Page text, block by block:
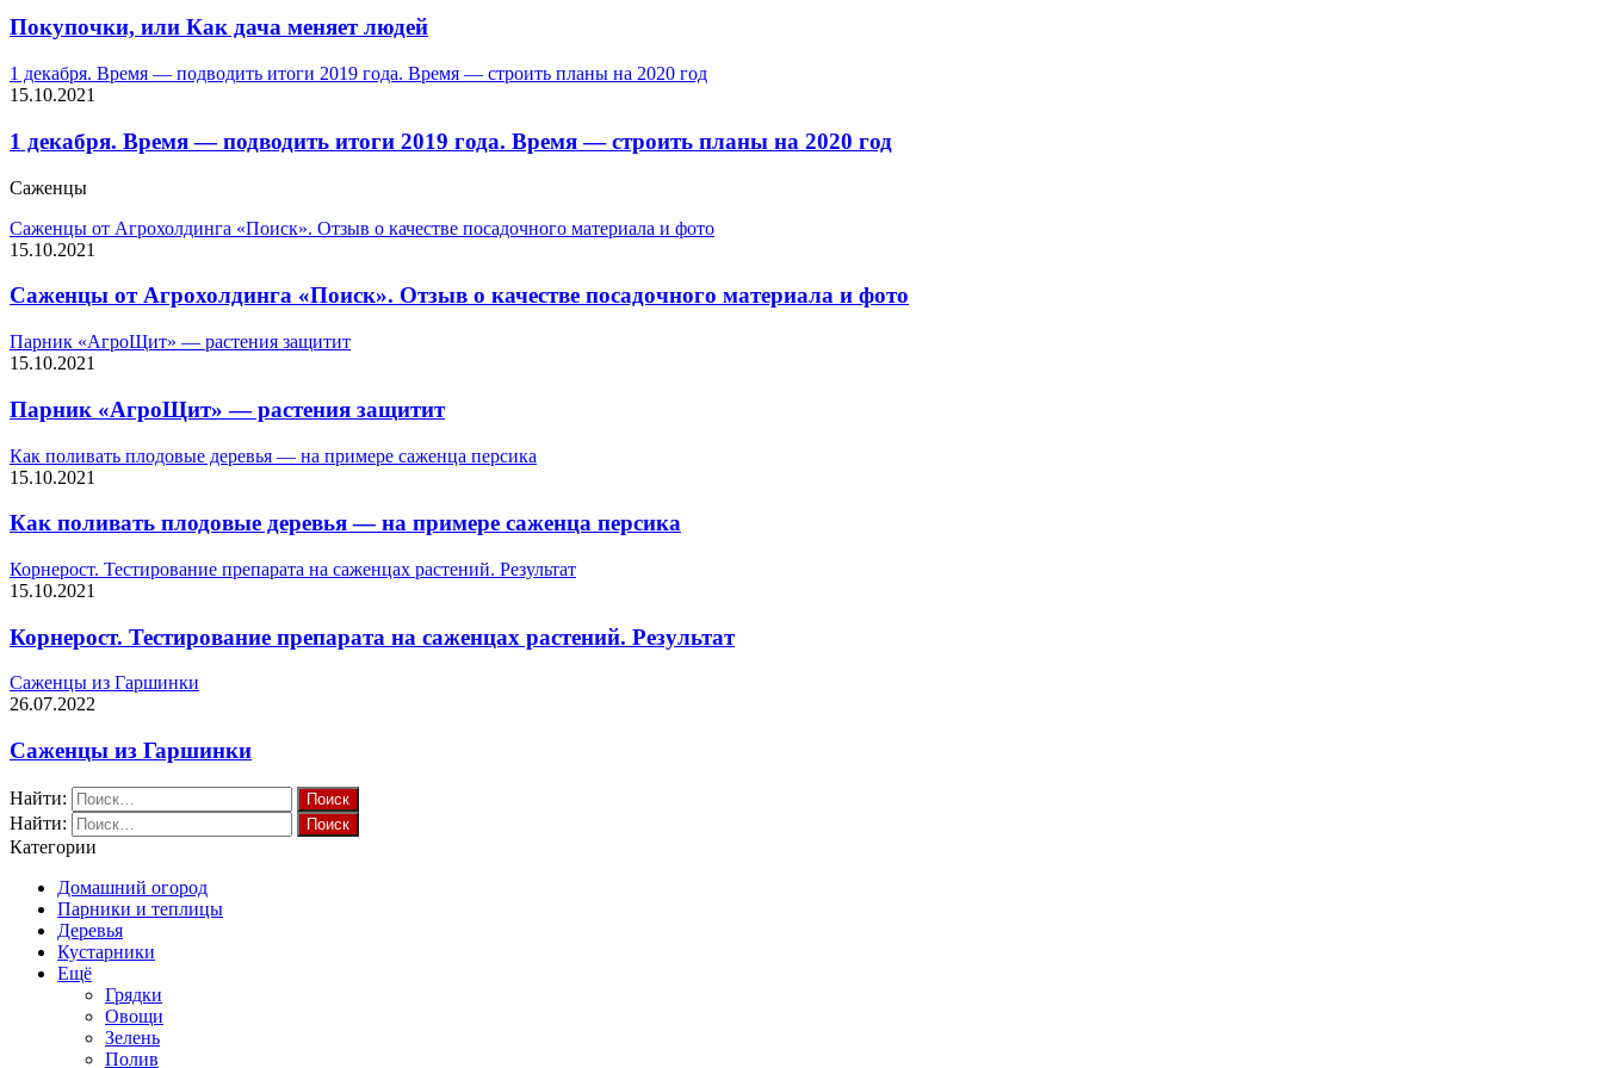
Покупочки, или Как дача меняет людей
1 декабря. Время — подводить итоги 2019 года. Время — строить планы на 2020 год
15.10.2021
1 декабря. Время — подводить итоги 2019 года. Время — строить планы на 2020 год
Саженцы
Саженцы от Агрохолдинга «Поиск». Отзыв о качестве посадочного материала и фото
15.10.2021
Саженцы от Агрохолдинга «Поиск». Отзыв о качестве посадочного материала и фото
Парник «АгроЩит» — растения защитит
15.10.2021
Парник «АгроЩит» — растения защитит
Как поливать плодовые деревья — на примере саженца персика
15.10.2021
Как поливать плодовые деревья — на примере саженца персика
Корнерост. Тестирование препарата на саженцах растений. Результат
15.10.2021
Корнерост. Тестирование препарата на саженцах растений. Результат
Саженцы из Гаршинки
26.07.2022
Саженцы из Гаршинки
Найти:
Найти:
Категории
Домашний огород
Парники и теплицы
Деревья
Кустарники
Ещё
Грядки
Овощи
Зелень
Полив